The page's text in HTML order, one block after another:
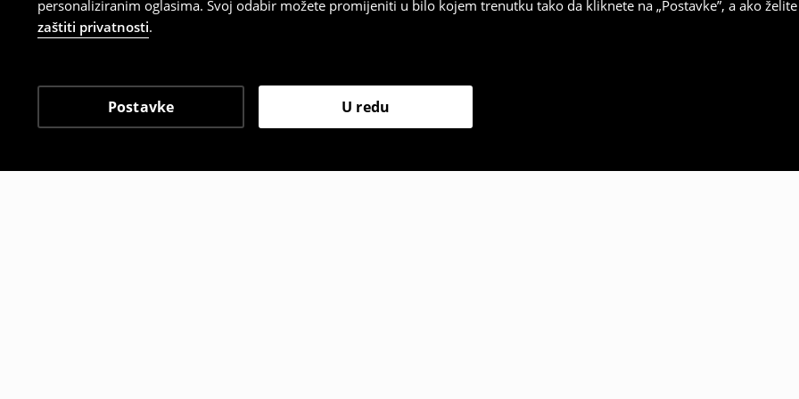
personaliziranim oglasima. Svoj odabir možete promijeniti u bilo kojem trenutku tako da kliknete na „Postavke”, a ako
zaštiti privatnosti.
Postavke U redu